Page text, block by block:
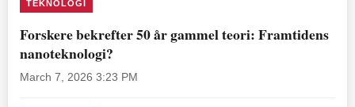
TEKNOLOGI
Forskere bekrefter 50 år gammel teori: Framtidens
nanoteknologi?
March 7, 2026 3:23 PM